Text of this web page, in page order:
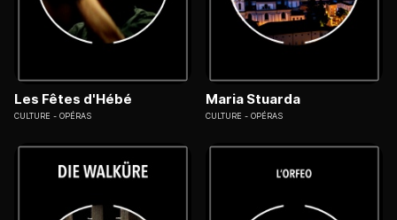
Les Fêtes d'Hébé
CULTURE OPÉRAS
Maria Stuarda
CULTURE OPÉRAS